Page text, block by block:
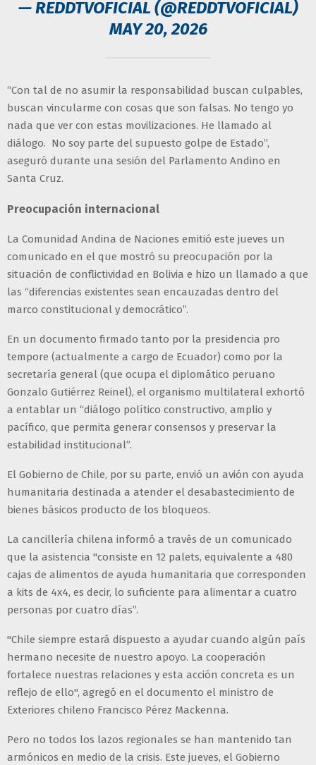
— REDDTVOFICIAL (@REDDTVOFICIAL)
MAY 20, 2026
“Con tal de no asumir la responsabilidad buscan culpables,
buscan vincularme con cosas que son falsas. No tengo yo
nada que ver con estas movilizaciones. He llamado al
diálogo. No soy parte del supuesto golpe de Estado”,
aseguró durante una sesión del Parlamento Andino en
Santa Cruz.
Preocupación internacional
La Comunidad Andina de Naciones emitió este jueves un
comunicado en el que mostró su preocupación por la
situación de conflictividad en Bolivia e hizo un llamado a que
las “diferencias existentes sean encauzadas dentro del
marco constitucional y democrático”.
En un documento firmado tanto por la presidencia pro
tempore (actualmente a cargo de Ecuador) como por la
secretaría general (que ocupa el diplomático peruano
Gonzalo Gutiérrez Reinel), el organismo multilateral exhortó
a entablar un “diálogo político constructivo, amplio y
pacífico, que permita generar consensos y preservar la
estabilidad institucional”.
El Gobierno de Chile, por su parte, envió un avión con ayuda
humanitaria destinada a atender el desabastecimiento de
bienes básicos producto de los bloqueos.
La cancillería chilena informó a través de un comunicado
que la asistencia "consiste en 12 palets, equivalente a 480
cajas de alimentos de ayuda humanitaria que corresponden
a kits de 4x4, es decir, lo suficiente para alimentar a cuatro
personas por cuatro días”.
"Chile siempre estará dispuesto a ayudar cuando algún país
hermano necesite de nuestro apoyo. La cooperación
fortalece nuestras relaciones y esta acción concreta es un
reflejo de ello", agregó en el documento el ministro de
Exteriores chileno Francisco Pérez Mackenna.
Pero no todos los lazos regionales se han mantenido tan
armónicos en medio de la crisis. Este jueves, el Gobierno